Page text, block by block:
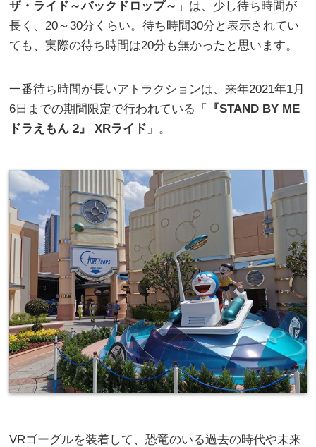
ザ・ライド～バックドロップ～ 」は、少し待ち時間が
長く、20～30分くらい。待ち時間30分と表示されてい
ても、実際の待ち時間は20分も無かったと思います。
一番待ち時間が長いアトラクションは、来年2021年1月
6日までの期間限定で行われている「
『STAND BY ME
ドラえもん 2』 XRライド 」。
VRゴーグルを装着して、恐竜のいる過去の時代や未来